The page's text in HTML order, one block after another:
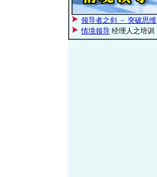
领导者之剑 － 突破思维
情境领导 经理人之培训